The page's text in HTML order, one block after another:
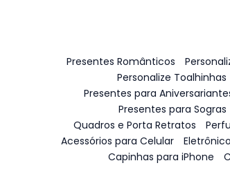
Presentes Românticos
Personalize Toalhinhas
Presentes para
Presentes para Sogras
Quadros e Porta Retratos
Acessórios para Celular
Capinhas para iPhone